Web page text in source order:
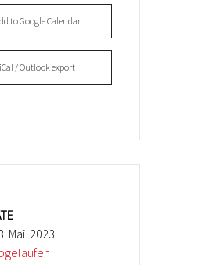
to Google Calendar
/ Outlook export
Mai. 2023